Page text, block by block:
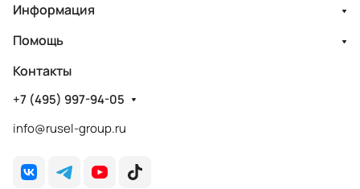
Информация
Помощь
Контакты
+7 (495) 997-94-05
info@rusel-group.ru